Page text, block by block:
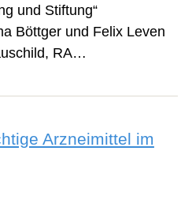
und Stiftung“
Böttger und Felix Leven
RA…
Arzneimittel im